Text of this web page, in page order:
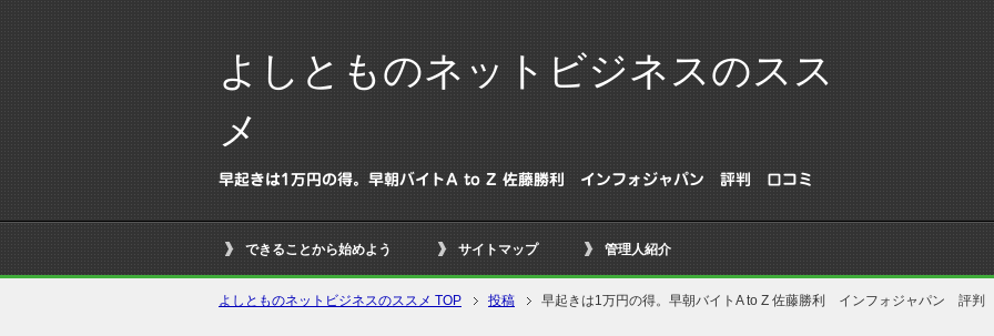
よしとものネットビジネスのスス
メ
早起きは1万円の得。早朝バイトA to Z 佐藤勝利 インフォジャパン 評判 口コミ
できることから始めよう サイトマップ 管理人紹介
よしとものネットビジネスのススメ TOP 投稿 早起きは1万円の得。早朝バイトA to Z 佐藤勝利 インフォジャパン 評